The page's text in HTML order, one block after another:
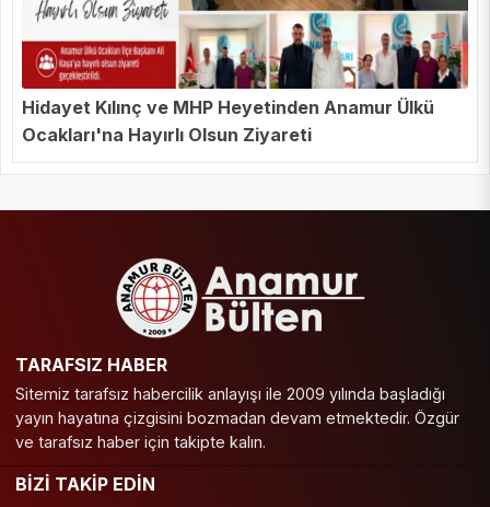
Hidayet Kılınç ve MHP Heyetinden Anamur Ülkü
Ocakları'na Hayırlı Olsun Ziyareti
TARAFSIZ HABER
Sitemiz tarafsız habercilik anlayışı ile 2009 yılında başladığı
yayın hayatına çizgisini bozmadan devam etmektedir. Özgür
ve tarafsız haber için takipte kalın.
BİZİ TAKİP EDİN